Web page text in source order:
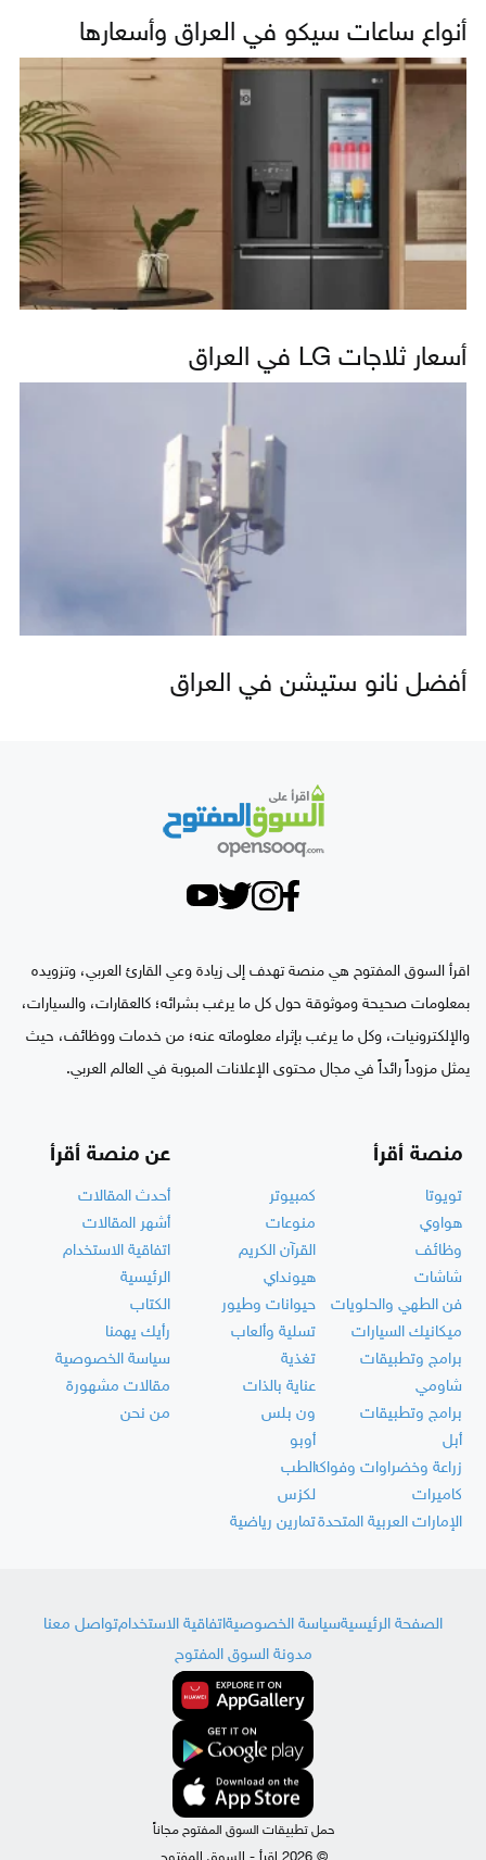
أنواع ساعات سيكو في العراق وأسعارها
أسعار ثلاجات LG في العراق
أفضل نانو ستيشن في العراق
اقرأ السوق المفتوح هي منصة تهدف إلى زيادة وعي القارئ العربي، وتزويده
بمعلومات صحيحة وموثوقة حول كل ما يرغب بشرائه؛ كالعقارات، والسيارات،
والإلكترونيات، وكل ما يرغب بإثراء معلوماته عنه؛ من خدمات ووظائف، حيث
يمثل مزوداً رائداً في مجال محتوى الإعلانات المبوبة في العالم العربي.
منصة أقرأ
تويوتا
كمبيوتر
هواوي
منوعات
وظائف
القرآن الكريم
شاشات
هيونداي
فن الطهي والحلويات
حيوانات وطيور
ميكانيك السيارات
تسلية وألعاب
برامج وتطبيقات
تغذية
شاومي
عناية بالذات
برامج وتطبيقات
ون بلس
أبل
أوبو
زراعة وخضراوات وفواكهالطب
كاميرات
لكزس
الإمارات العربية المتحدةتمارين رياضية
عن منصة أقرأ
أحدث المقالات
أشهر المقالات
اتفاقية الاستخدام
الرئيسية
الكتاب
رأيك يهمنا
سياسة الخصوصية
مقالات مشهورة
من نحن
الصفحة الرئيسيةسياسة الخصوصيةاتفاقية الاستخدامتواصل معنا
مدونة السوق المفتوح
حمل تطبيقات السوق المفتوح مجاناً